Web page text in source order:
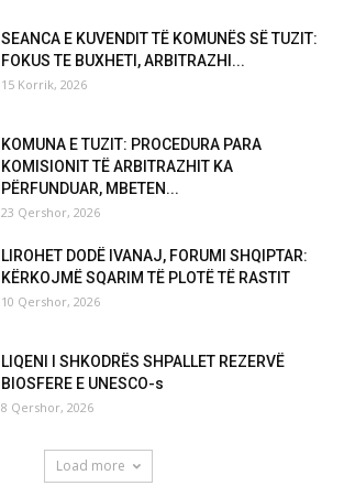
SEANCA E KUVENDIT TË KOMUNËS SË TUZIT:
FOKUS TE BUXHETI, ARBITRAZHI...
15 Korrik, 2026
KOMUNA E TUZIT: PROCEDURA PARA
KOMISIONIT TË ARBITRAZHIT KA
PËRFUNDUAR, MBETEN...
23 Qershor, 2026
LIROHET DODË IVANAJ, FORUMI SHQIPTAR:
KËRKOJMË SQARIM TË PLOTË TË RASTIT
10 Qershor, 2026
LIQENI I SHKODRËS SHPALLET REZERVË
BIOSFERE E UNESCO-s
8 Qershor, 2026
Load more